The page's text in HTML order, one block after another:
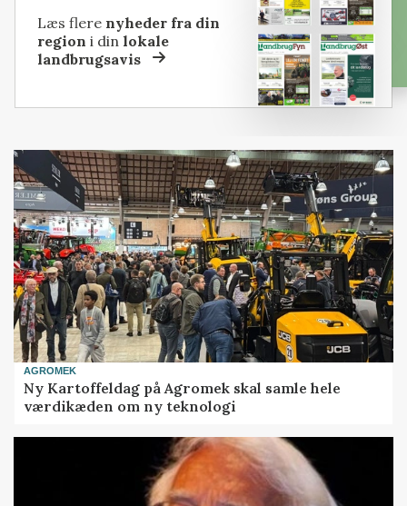
Læs flere nyheder fra din
region i dinlokale
landbrugsavis
AGROMEK
Ny Kartoffeldag på Agromek skal samle hele
værdikæden om ny teknologi